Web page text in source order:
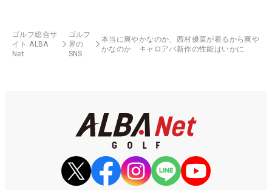
ゴルフ総合サ
イト ALBA
Net
ゴルフ
界の
SNS
本当に爽やかなのか、西村優菜が着るから爽や
かなのか キャロアパ新作の性能はいかに